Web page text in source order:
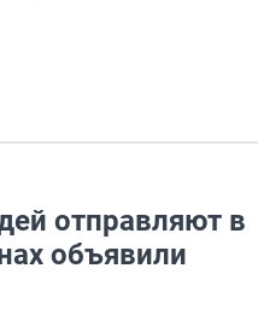
отправляют в
объявили